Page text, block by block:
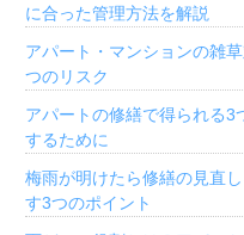
に合った管理方法を解説
アパート・マンションの雑
つのリスク
アパートの修繕で得られる
するために
梅雨が明けたら修繕の見直
す3つのポイント